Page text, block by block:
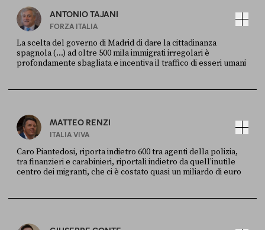
ANTONIO TAJANI
FORZA ITALIA
La scelta del governo di Madrid di dare la cittadinanza
spagnola (...) ad oltre 500 mila immigrati irregolari è
profondamente sbagliata e incentiva il traffico di esseri umani
MATTEO RENZI
ITALIA VIVA
Caro Piantedosi, riporta indietro 600 tra agenti della polizia,
tra finanzieri e carabinieri, riportali indietro da quell’inutile
centro dei migranti, che ci è costato quasi un miliardo di euro